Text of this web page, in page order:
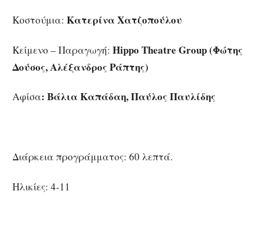
Κοστούμια: Κατερίνα Χατζοπούλου
Κείμενο – Παραγωγή: Hippo Theatre Group(Φώτης
Δούσος, Αλέξανδρος Ράπτης)
Αφίσα: Βάλια Καπάδαη, Παύλος Παυλίδης
Διάρκεια προγράμματος: 60 λεπτά.
Ηλικίες: 4-11